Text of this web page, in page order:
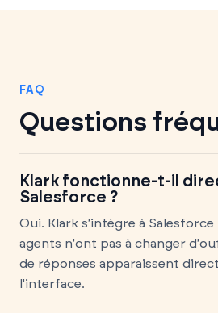
FAQ
Questions
Klark fonctionne-t-il
Salesforce ?
Oui. Klark s'intègre à
agents n'ont pas à changer
de réponses apparaissent
l'interface.